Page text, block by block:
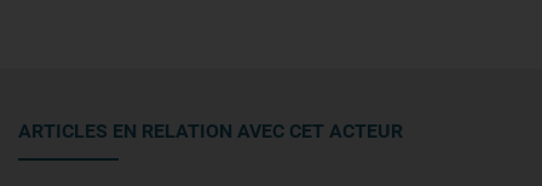
ARTICLES EN RELATION AVEC CET ACTEUR